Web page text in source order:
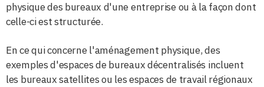
physique des bureaux d'une entreprise ou à la façon dont
celle-ci est structurée.
En ce qui concerne l'aménagement physique, des
exemples d'espaces de bureaux décentralisés incluent
les bureaux satellites ou les espaces de travail régionaux